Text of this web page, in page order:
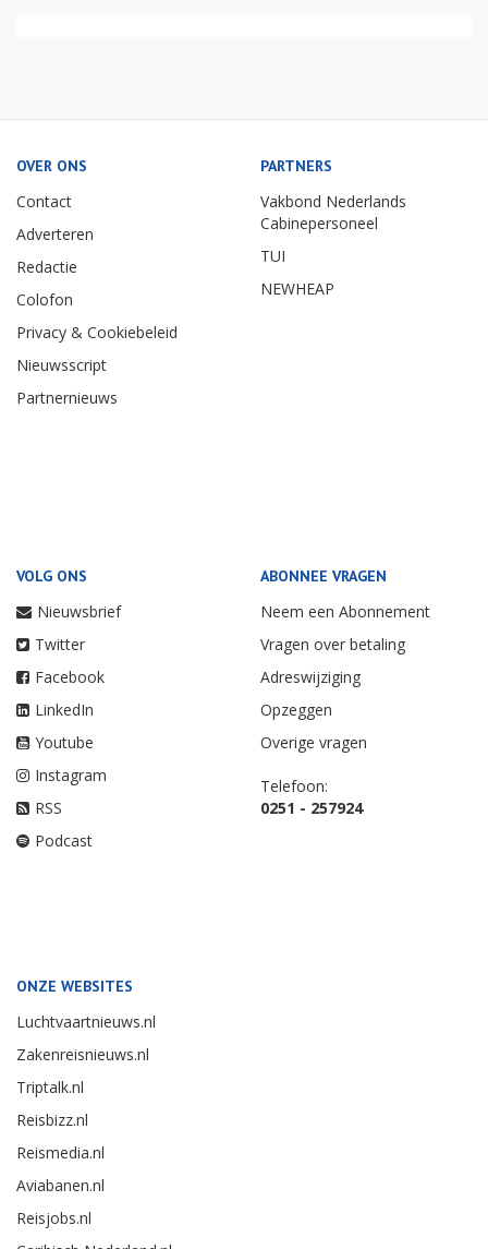
OVER ONS
Contact
Adverteren
Redactie
Colofon
Privacy & Cookiebeleid
Nieuwsscript
Partnernieuws
PARTNERS
Vakbond Nederlands
Cabinepersoneel
TUI
NEWHEAP
VOLG ONS
Nieuwsbrief
Twitter
Facebook
LinkedIn
Youtube
Instagram
RSS
Podcast
ABONNEE VRAGEN
Neem een Abonnement
Vragen over betaling
Adreswijziging
Opzeggen
Overige vragen
Telefoon:
0251 - 257924
ONZE WEBSITES
Luchtvaartnieuws.nl
Zakenreisnieuws.nl
Triptalk.nl
Reisbizz.nl
Reismedia.nl
Aviabanen.nl
Reisjobs.nl